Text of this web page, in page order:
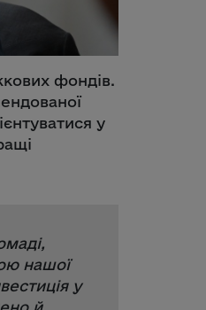
фондів.
у
нашої
у